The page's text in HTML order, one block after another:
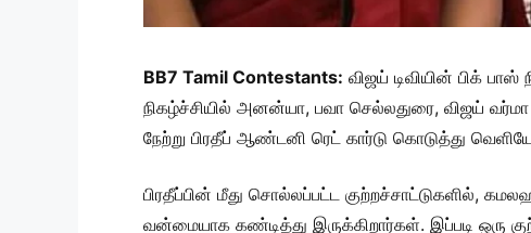
BB7 Tamil Contestants: விஜய் டிவியின் பிக்
நிகழ்ச்சியில் அனன்யா, பவா செல்லதுரை, விஜய்
நேற்று பிரதீப் ஆண்டனி ரெட் கார்டு கொடுத்து
பிரதீப்பின் மீது சொல்லப்பட்ட குற்றச்சாட்டுகளில்,
வன்மையாக கண்டித்து இருக்கிறார்கள். இப்படி ஒரு